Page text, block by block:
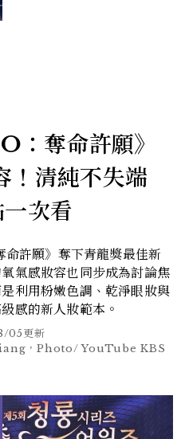
奪命許願》
！清純不失端
次看
許願》奪下青龍獎最佳新
氣感妝容也同步成為討論焦
利用粉嫩色調、乾淨眼妝與
感的新人妝範本。
05更新
，Photo/ YouTube KBS